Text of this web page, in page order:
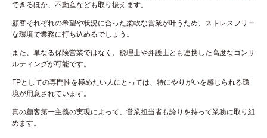
できるほか、不動産なども取り扱えます。
顧客それぞれの希望や状況に合った柔軟な営業が叶うため、ストレスフリー
な環境で業務に打ち込めるでしょう。
また、単なる保険営業ではなく、税理士や弁護士とも連携した高度なコンサ
ルティングが可能です。
FPとしての専門性を極めたい人にとっては、特にやりがいを感じられる環
境が用意されています。
真の顧客第一主義の実現によって、営業担当者も誇りを持って業務に取り組
めます。